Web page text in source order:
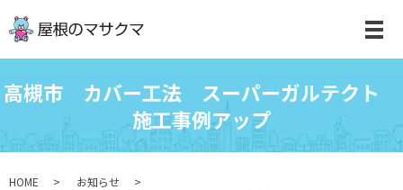
高槻市 カバー工法 スーパーガルテクト
施工事例アップ
HOME
お知らせ